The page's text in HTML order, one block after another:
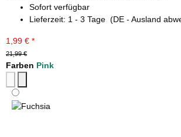
Sofort verfügbar
Lieferzeit: 1 - 3 Tage (DE - Ausland
1,99 € *
21,99 €
Farben Pink